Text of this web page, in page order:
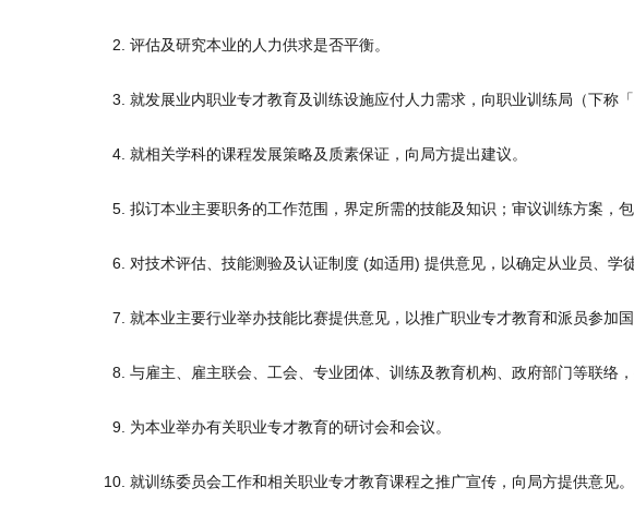
评估及研究本业的人力供求是否平衡。
就发展业内职业专才教育及训练设施应付人力需求，向职业训练局（下称「
就相关学科的课程发展策略及质素保证，向局方提出建议。
拟订本业主要职务的工作范围，界定所需的技能及知识；审议训练方案，
对技术评估、技能测验及认证制度 (如适用) 提供意见，以确定从业员、学
就本业主要行业举办技能比赛提供意见，以推广职业专才教育和派员参加国
与雇主、雇主联会、工会、专业团体、训练及教育机构、政府部门等联络
为本业举办有关职业专才教育的研讨会和会议。
就训练委员会工作和相关职业专才教育课程之推广宣传，向局方提供意见。